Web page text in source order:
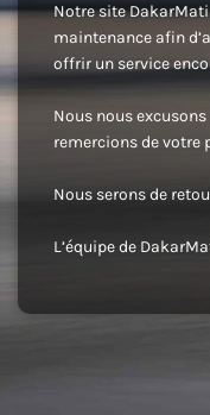
Notre site
maintenance afin
offrir un service
Nous nous
remercions de votre
Nous serons de
L’équipe de